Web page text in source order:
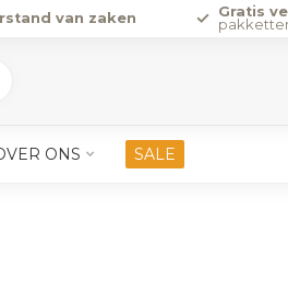
van zaken
Gratis
ONS SALE